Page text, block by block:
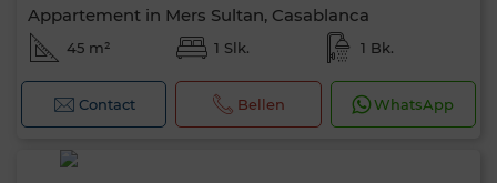
Appartement in Mers Sultan, Casablanca
45 m² 1 Slk. 1 Bk.
Contact Bellen WhatsApp